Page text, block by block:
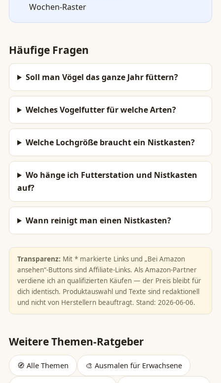
Wochen-Raster
Häufige Fragen
Soll man Vögel das ganze Jahr füttern?
Welches Vogelfutter für welche Arten?
Welche Lochgröße braucht ein Nistkasten?
Wo hänge ich Futterstation und Nistkasten
auf?
Wann reinigt man einen Nistkasten?
Transparenz: Mit * markierte Links und „Bei Amazon
ansehen“-Buttons sind Affiliate-Links. Als Amazon-Partner
verdiene ich an qualifizierten Käufen — der Preis bleibt für
dich identisch. Produktauswahl und Texte sind redaktionell
und nicht von Herstellern beauftragt. Stand: 2026-06-06.
Weitere Themen-Ratgeber
🧭 Alle Themen 🎨 Ausmalen für Erwachsene